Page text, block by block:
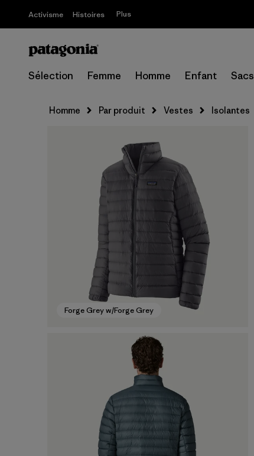
Activisme Histoires Plus
Sélection Femme Homme Enfant Sacs
Homme Par produit Vestes Isolantes
Forge Grey w/Forge Grey